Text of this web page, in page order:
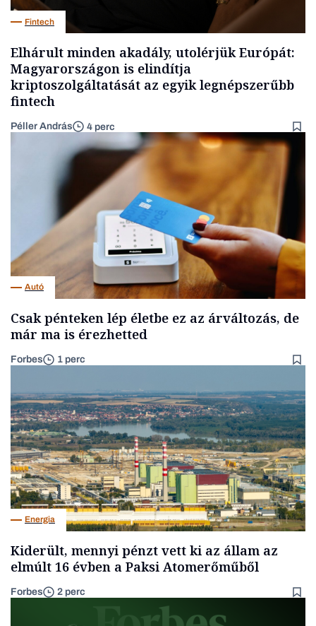
Fintech
Elhárult minden akadály, utolérjük Európát:
Magyarországon is elindítja
kriptoszolgáltatását az egyik legnépszerűbb
fintech
Péller András 4 perc
Autó
Csak pénteken lép életbe ez az árváltozás, de
már ma is érezhetted
Forbes 1 perc
Energia
Kiderült, mennyi pénzt vett ki az állam az
elmúlt 16 évben a Paksi Atomerőműből
Forbes 2 perc